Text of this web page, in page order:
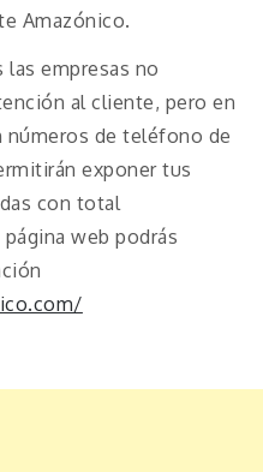
Amazónico.
las empresas no
al cliente, pero en
de teléfono de
exponer tus
con total
web podrás